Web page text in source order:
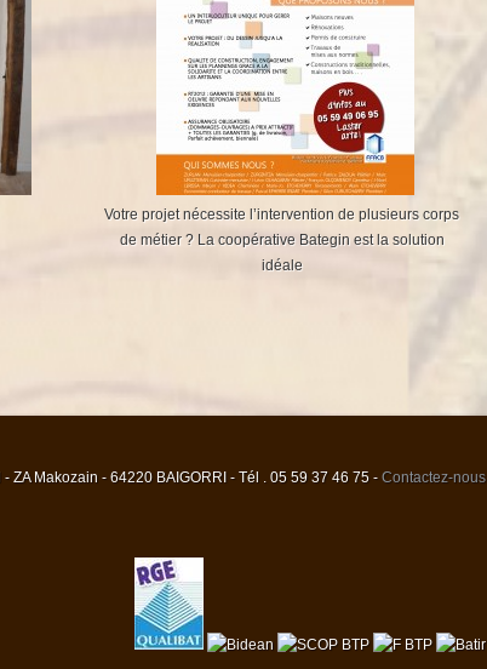
Votre projet nécessite l’intervention de plusieurs corps
de métier ? La coopérative Bategin est la solution
idéale
ZA Makozain - 64220 BAIGORRI - Tél . 05 59 37 46 75 - Contactez-nous